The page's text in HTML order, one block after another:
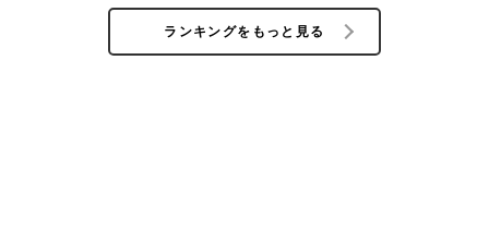
ランキングをもっと見る